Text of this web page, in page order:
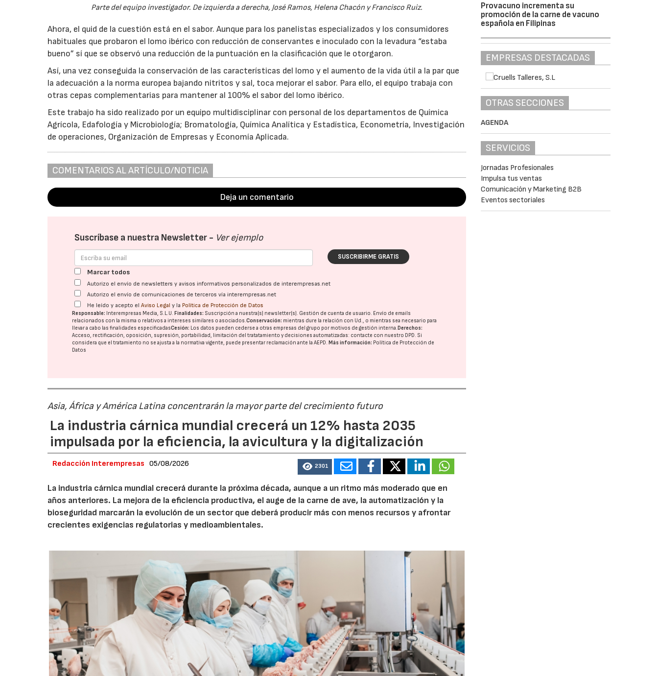
Parte del equipo investigador. De izquierda a derecha, José Ramos, Helena Chacón y Francisco Ruiz.
Ahora, el quid de la cuestión está en el sabor. Aunque para los panelistas especializados y los consumidores
habituales que probaron el lomo ibérico con reducción de conservantes e inoculado con la levadura “estaba
bueno” sí que se observó una reducción de la puntuación en la clasificación que le otorgaron.
Así, una vez conseguida la conservación de las características del lomo y el aumento de la vida útil a la par que
la adecuación a la norma europea bajando nitritos y sal, toca mejorar el sabor. Para ello, el equipo trabaja con
otras cepas complementarias para mantener al 100% el sabor del lomo ibérico.
Este trabajo ha sido realizado por un equipo multidisciplinar con personal de los departamentos de Química
Agrícola, Edafología y Microbiología; Bromatología, Química Analítica y Estadística, Econometría, Investigación
de operaciones, Organización de Empresas y Economía Aplicada.
COMENTARIOS AL ARTÍCULO/NOTICIA
Deja un comentario
Suscríbase a nuestra Newsletter - Ver ejemplo
SUSCRIBIRME GRATIS
Marcar todos
Autorizo el envío de newsletters y avisos informativos personalizados de interempresas.net
Autorizo el envío de comunicaciones de terceros vía interempresas.net
He leído y acepto elAviso Legal y la Política de Protección de Datos
Responsable: Interempresas Media, S.L.U.Finalidades: Suscripción a nuestra(s) newsletter(s). Gestión de cuenta de usuario. Envío de emails
relacionados con la misma o relativos a intereses similares o asociados.Conservación: mientras dure la relación con Ud., o mientras sea necesario para
llevar a cabo las finalidades especificadasCesión: Los datos pueden cederse a otras empresas del grupo por motivos de gestión interna.Derechos:
Acceso, rectificación, oposición, supresión, portabilidad, limitación del tratatamiento y decisiones automatizadas: contacte con nuestro DPD. Si
considera que el tratamiento no se ajusta a la normativa vigente, puede presentar reclamación ante laAEPD.Más información: Política de Protección de
Datos
Asia, África y América Latina concentrarán la mayor parte del crecimiento futuro
La industria cárnica mundial crecerá un 12% hasta 2035
impulsada por la eficiencia, la avicultura y la digitalización
Redacción Interempresas 05/08/2026 2301
La industria cárnica mundial crecerá durante la próxima década, aunque a un ritmo más moderado que en
años anteriores. La mejora de la eficiencia productiva, el auge de la carne de ave, la automatización y la
bioseguridad marcarán la evolución de un sector que deberá producir más con menos recursos y afrontar
crecientes exigencias regulatorias y medioambientales.
Provacuno incrementa su
promoción de la carne de vacuno
española en Filipinas
EMPRESAS DESTACADAS
OTRAS SECCIONES
AGENDA
SERVICIOS
Jornadas Profesionales
Impulsa tus ventas
Comunicación y Marketing B2B
Eventos sectoriales